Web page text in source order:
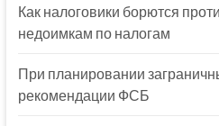
Как налоговики борются
недоимкам по налогам
При планировании
рекомендации ФСБ